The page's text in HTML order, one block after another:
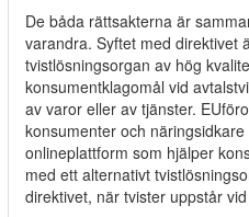
De båda rättsakterna är
varandra. Syftet med direktivet
tvistlösningsorgan av hög
konsumentklagomål vid
av varor eller av tjänster.
konsumenter och
onlineplattform som hjälper
med ett alternativt
direktivet, när tvister uppstår